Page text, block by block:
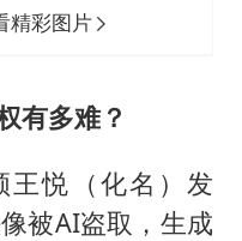
精彩图片
有多难？
王悦（化名）发
被AI盗取，生成